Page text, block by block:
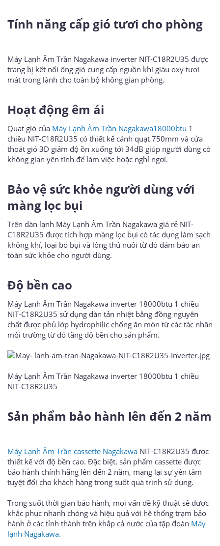
Tính năng cấp gió tươi cho phòng
Máy Lạnh Âm Trần Nagakawa inverter NIT-C18R2U35 được
trang bị kết nối ống gió cung cấp nguồn khí giàu oxy tươi
mát trong lành cho toàn bộ không gian phòng.
Hoạt động êm ái
Quat gió của Máy Lạnh Âm Trần Nagakawa18000btu 1
chiều NIT-C18R2U35 có thiết kế cánh quạt 750mm và cửa
thoát gió 3D giảm độ ồn xuống tới 34dB giúp người dùng có
không gian yên tĩnh để làm việc hoặc nghỉ ngơi.
Bảo vệ sức khỏe người dùng với
màng lọc bụi
Trên dàn lạnh Máy Lạnh Âm Trần Nagakawa giá rẻ NIT-
C18R2U35 được tích hợp màng lọc bụi có tác dụng làm sạch
không khí, loại bỏ bụi và lông thú nuôi từ đó đảm bảo an
toàn sức khỏe cho người dùng.
Độ bền cao
Máy Lạnh Âm Trần Nagakawa inverter 18000btu 1 chiều
NIT-C18R2U35 sử dụng dàn tản nhiệt bằng đồng nguyên
chất được phủ lớp hydrophilic chống ăn mòn từ các tác nhân
môi trường từ đó tăng độ bền cho sản phẩm.
Máy Lạnh Âm Trần Nagakawa inverter 18000btu 1 chiều
NIT-C18R2U35
Sản phẩm bảo hành lên đến 2 năm
Máy Lạnh Âm Trần cassette Nagakawa NIT-C18R2U35 được
thiết kế với độ bền cao. Đặc biệt, sản phẩm cassette được
bảo hành chính hãng lên đến 2 năm, mang lại sự yên tâm
tuyệt đối cho khách hàng trong suốt quá trình sử dụng.
Trong suốt thời gian bảo hành, mọi vấn đề kỹ thuật sẽ được
khắc phục nhanh chóng và hiệu quả với hệ thống trạm bảo
hành ở các tỉnh thành trên khắp cả nước của tập đoàn Máy
lạnh Nagakawa.